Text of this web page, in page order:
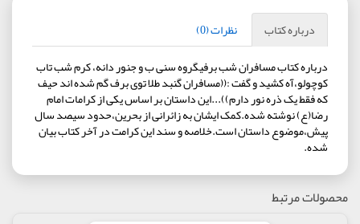
درباره کتاب
نظرات (0)
درباره کتاب مسافران شب برفیگروه سنی ب و جنور دانه، کرم شب تاب
کوچولو،آه کشید و گفت :((مسافران گنبد طلا توی برف گم شده اند حیف
که فقط یک ذره نور دارم))...این داستان بر اساس یکی از کرامات امام
رضا(ع) نوشته شده.کمک ایشان به زائرانی از بحرین،حدود سیصد سال
پیش،موضوع داستان است.خلاصه و سند این کرامت در آخر کتاب بیان
شده.
محصولات مرتبط